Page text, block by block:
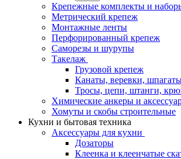
Крепежные комплекты и
Метрический крепеж
Монтажные ленты
Перфорированный крепеж
Саморезы и шурупы
Такелаж
Грузовой крепеж
Канаты, веревки,
Тросы, цепи, штанги,
Химические анкеры и
Хомуты и скобы строительные
Кухни и бытовая техника
Аксессуары для кухни
Дозаторы
Клеенка и клеенчатые